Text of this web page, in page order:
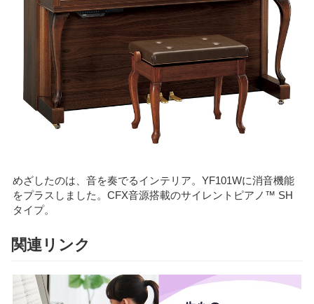
めざしたのは、音を奏でるインテリア。YF101Wに消音機能
をプラスしました。CFX音源搭載のサイレントピアノ™ SH
タイプ。
関連リンク